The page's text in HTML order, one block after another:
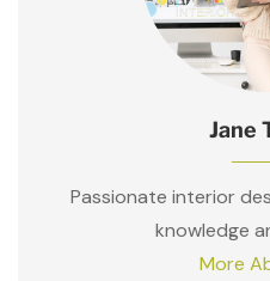
Jane
Passionate interior
knowledge
More